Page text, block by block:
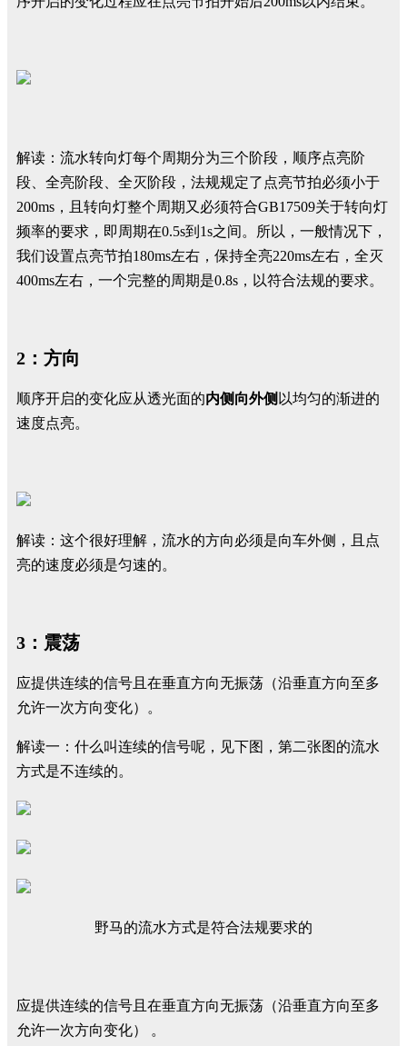
解读：流水转向灯每个周期分为三个阶段，顺序点亮阶
段、全亮阶段、全灭阶段，法规规定了点亮节拍必须小于
200ms，且转向灯整个周期又必须符合GB17509关于转向灯
频率的要求，即周期在0.5s到1s之间。所以，一般情况下，
我们设置点亮节拍180ms左右，保持全亮220ms左右，全灭
400ms左右，一个完整的周期是0.8s，以符合法规的要求。
2：方向
顺序开启的变化应从透光面的内侧向外侧 以均匀的渐进的
速度点亮。
解读：这个很好理解，流水的方向必须是向车外侧，且点
亮的速度必须是匀速的。
3：震荡
应提供连续的信号且在垂直方向无振荡（沿垂直方向至多
允许一次方向变化）。
解读一：什么叫连续的信号呢，见下图，第二张图的流水
方式是不连续的。
野马的流水方式是符合法规要求的
应提供连续的信号且在垂直方向无振荡（沿垂直方向至多
允许一次方向变化） 。